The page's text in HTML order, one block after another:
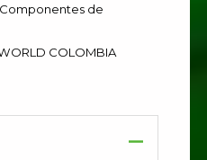
Componentes de
COLOMBIA